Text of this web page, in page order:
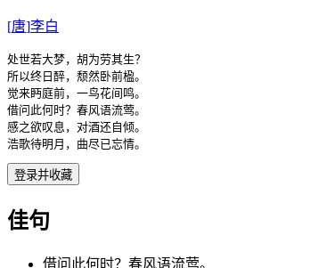
[唐]李白
处世若大梦，胡为劳其生？
所以终日醉，颓然卧前楹。
觉来眄庭前，一鸟花间鸣。
借问此何时？春风语流莺。
感之欲叹息，对酒还自倾。
浩歌待明月，曲尽已忘情。
登录并收藏
佳句
借问此何时？春风语流莺。